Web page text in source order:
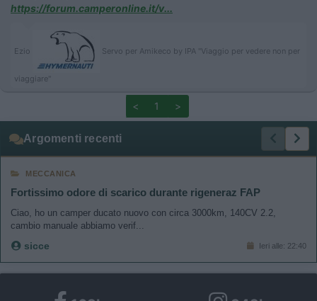
https://forum.camperonline.it/v...
Ezio Servo per Amikeco by IPA "Viaggio per vedere non per
viaggiare"
< 1 >
Argomenti recenti
MECCANICA
Fortissimo odore di scarico durante rigeneraz FAP
Ciao, ho un camper ducato nuovo con circa 3000km, 140CV 2.2,
cambio manuale abbiamo verif...
sicce Ieri alle: 22:40